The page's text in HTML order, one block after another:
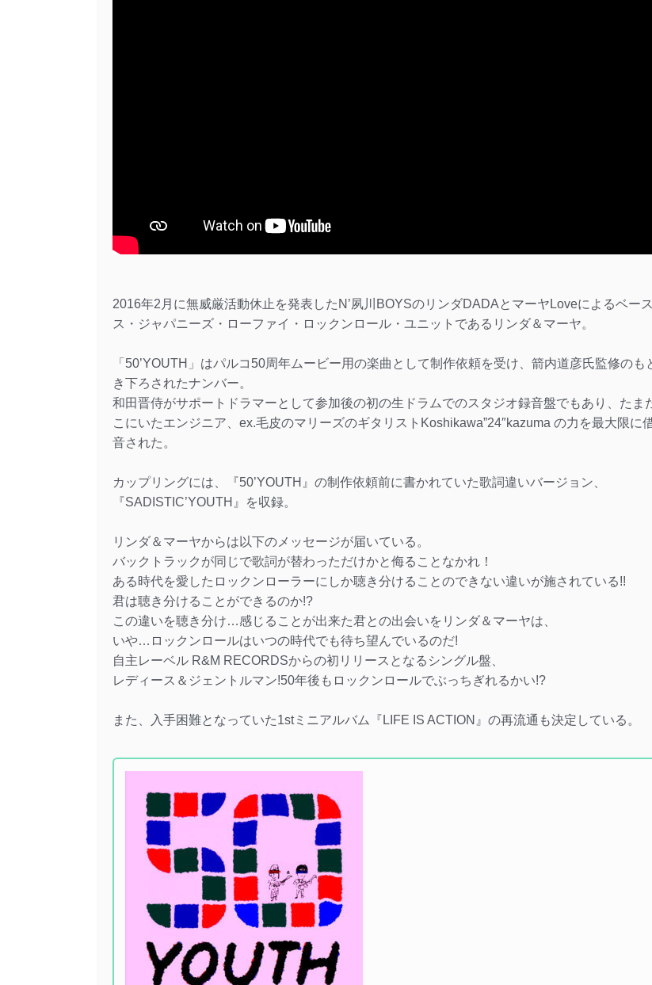
2016年2月に無威厳活動休止を発表したN’夙川BOYSのリンダDADAとマーヤLoveによるベー
ス・ジャパニーズ・ローファイ・ロックンロール・ユニットであるリンダ＆マーヤ。
「50’YOUTH」はパルコ50周年ムービー用の楽曲として制作依頼を受け、箭内道彦氏監修のも
き下ろされたナンバー。
和田晋侍がサポートドラマーとして参加後の初の生ドラムでのスタジオ録音盤でもあり、たま
こにいたエンジニア、ex.毛皮のマリーズのギタリストKoshikawa”24″kazuma の力を最大限に
音された。
カップリングには、『50’YOUTH』の制作依頼前に書かれていた歌詞違いバージョン、
『SADISTIC’YOUTH』を収録。
リンダ＆マーヤからは以下のメッセージが届いている。
バックトラックが同じで歌詞が替わっただけかと侮ることなかれ！
ある時代を愛したロックンローラーにしか聴き分けることのできない違いが施されている!!
君は聴き分けることができるのか!?
この違いを聴き分け…感じることが出来た君との出会いをリンダ＆マーヤは、
いや…ロックンロールはいつの時代でも待ち望んでいるのだ!
自主レーベル R&M RECORDSからの初リリースとなるシングル盤、
レディース＆ジェントルマン!50年後もロックンロールでぶっちぎれるかい!?
また、入手困難となっていた1stミニアルバム『LIFE IS ACTION』の再流通も決定している。